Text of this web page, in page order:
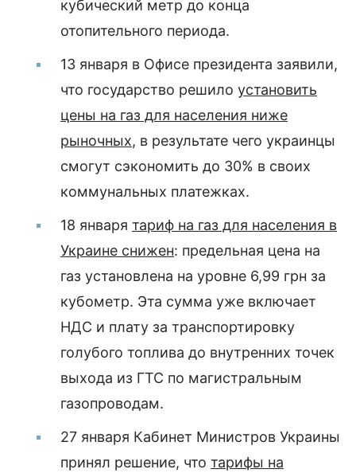
кубический метр до конца
отопительного периода.
13 января в Офисе президента заявили,
что государство решило установить
цены на газ для населения ниже
рыночных, в результате чего украинцы
смогут сэкономить до 30% в своих
коммунальных платежках.
18 января тариф на газ для населения в
Украине снижен: предельная цена на
газ установлена на уровне 6,99 грн за
кубометр. Эта сумма уже включает
НДС и плату за транспортировку
голубого топлива до внутренних точек
выхода из ГТС по магистральным
газопроводам.
27 января Кабинет Министров Украины
принял решение, что тарифы на